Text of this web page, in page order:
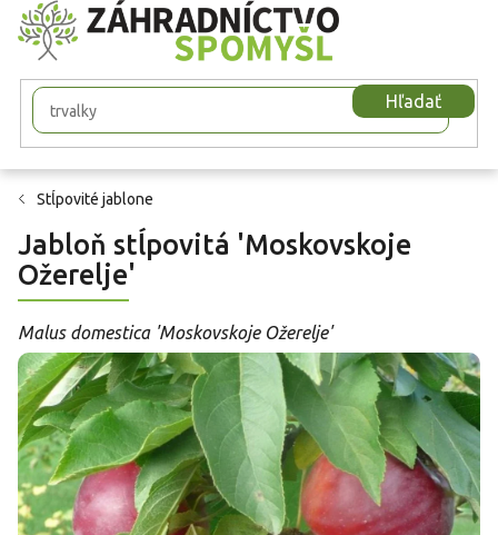
Prejsť
na
obsah
Hľadať
Stĺpovité jablone
Jabloň stĺpovitá 'Moskovskoje
Ožerelje'
Malus domestica 'Moskovskoje Ožerelje'